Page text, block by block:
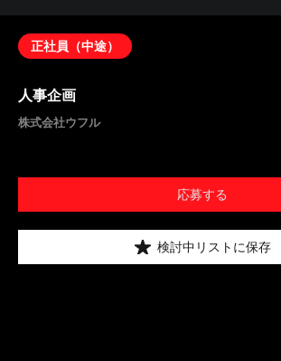
正社員（中途）
人事企画
株式会社ウフル
応募する
検討中リストに保存